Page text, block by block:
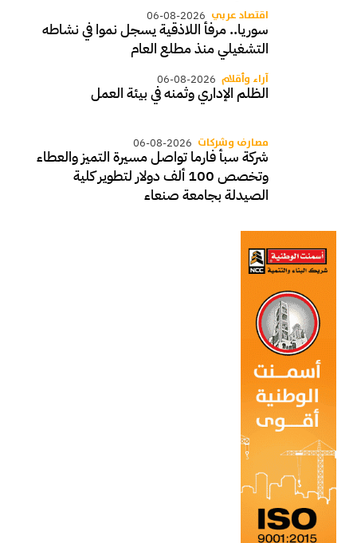
اقتصاد عربي 06-08-2026
سوريا.. مرفأ اللاذقية يسجل نموا في نشاطه
التشغيلي منذ مطلع العام
آراء وأقلام 06-08-2026
الظلم الإداري وثمنه في بيئة العمل
مصارف وشركات 06-08-2026
شركة سبأ فارما تواصل مسيرة التميز والعطاء
وتخصص 100 ألف دولار لتطوير كلية
الصيدلة بجامعة صنعاء